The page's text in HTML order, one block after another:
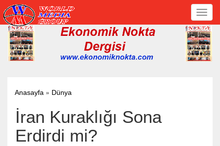
Anasayfa » Dünya
İran Kuraklığı Sona
Erdirdi mi?